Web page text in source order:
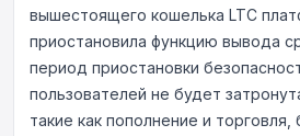
вышестоящего кошелька LTC
приостановила функцию вывода
период приостановки
пользователей не будет
такие как пополнение и торговля,
Онлайн-
Support Center